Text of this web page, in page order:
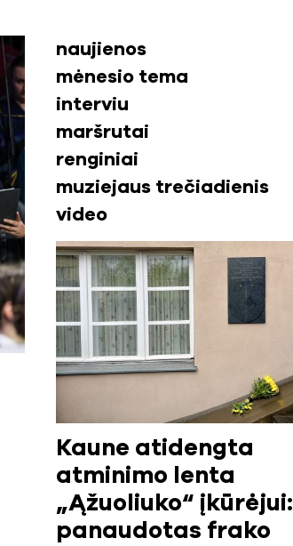
naujienos
mėnesio tema
interviu
maršrutai
renginiai
muziejaus trečiadienis
video
Kaune atidengta
atminimo lenta
„Ąžuoliuko“ įkūrėjui:
panaudotas frako